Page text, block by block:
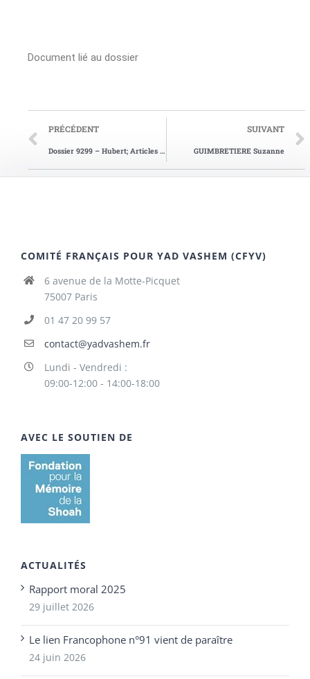
Document lié au dossier
PRÉCÉDENT
Dossier 9299 – Hubert; Articles de presse
SUIVANT
GUIMBRETIERE Suzanne
COMITÉ FRANÇAIS POUR YAD VASHEM (CFYV)
6 avenue de la Motte-Picquet
75007 Paris
01 47 20 99 57
contact@yadvashem.fr
Lundi - Vendredi :
09:00-12:00 - 14:00-18:00
AVEC LE SOUTIEN DE
ACTUALITÉS
Rapport moral 2025
29 juillet 2026
Le lien Francophone n°91 vient de paraître
24 juin 2026